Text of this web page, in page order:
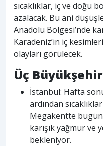
sıcaklıklar, iç ve doğu
azalacak. Bu ani
Anadolu Bölgesi’nde
Karadeniz’in iç
olayları görülecek.
Üç
İstanbul: Hafta
ardından
Megakentte
karışık yağmur ve
bekleniyor.